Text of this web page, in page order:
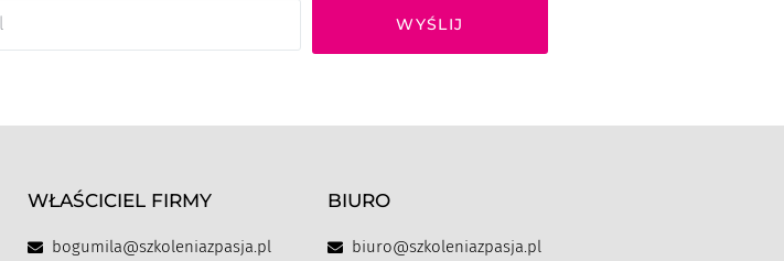
WYŚLIJ
WŁAŚCICIEL FIRMY
bogumila@szkoleniazpasja.pl
BIURO
biuro@szkoleniazpasja.pl